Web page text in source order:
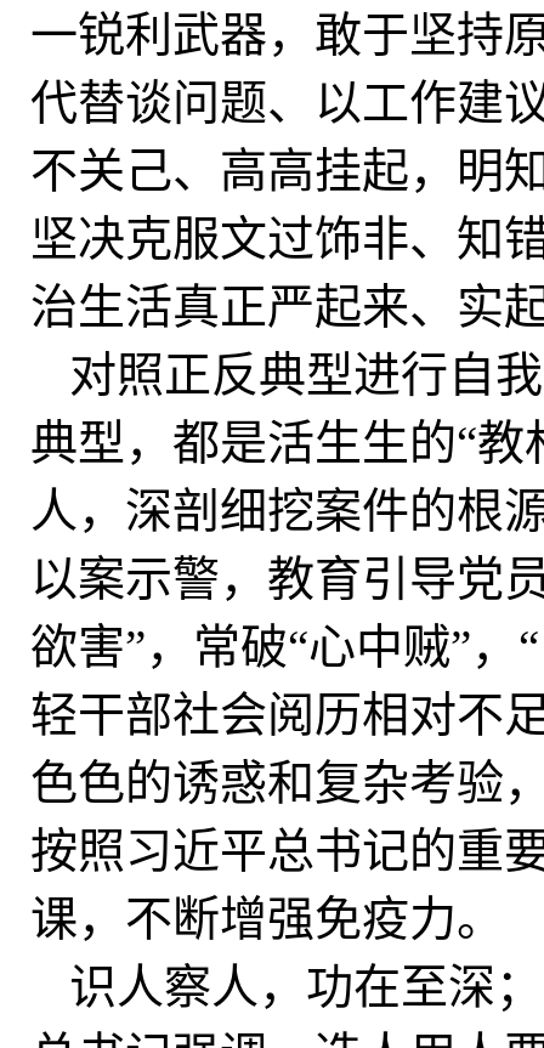
一锐利武器，敢于坚持
代替谈问题、以工作建
不关己、高高挂起，明
坚决克服文过饰非、知
治生活真正严起来、实
对照正反典型进行自
典型，都是活生生的“
人，深剖细挖案件的根
以案示警，教育引导党
欲害”，常破“心中贼”
轻干部社会阅历相对不
色色的诱惑和复杂考验
按照习近平总书记的重
课，不断增强免疫力。
识人察人，功在至深